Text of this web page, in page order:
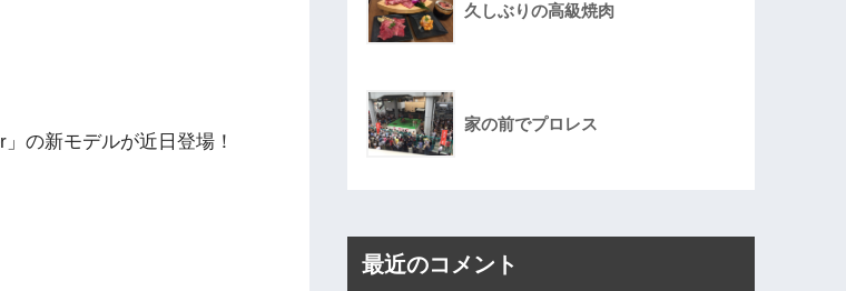
の新モデルが近日登場！
久しぶりの高級焼肉
家の前でプロレス
最近のコメント